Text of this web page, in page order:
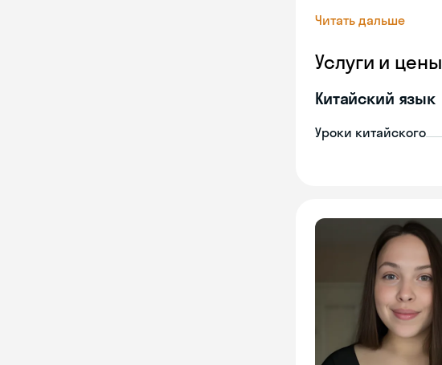
Читать дальше
Услуги и цены
Китайский язык
Уроки китайского